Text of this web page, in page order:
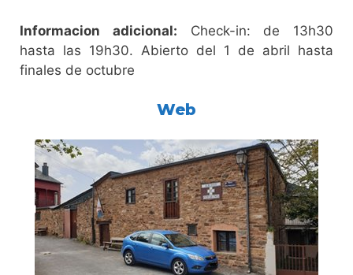
Informacion adicional: Check-in: de 13h30
hasta las 19h30. Abierto del 1 de abril hasta
finales de octubre
Web